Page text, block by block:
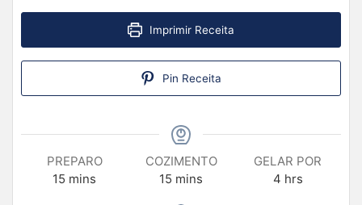
Imprimir Receita
Pin Receita
PREPARO
15 mins
COZIMENTO
15 mins
GELAR POR
4 hrs